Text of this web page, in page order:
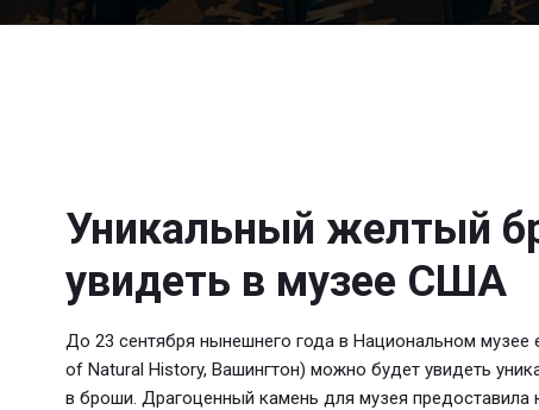
Уникальный желтый
увидеть в музее США
До 23 сентября нынешнего года в Национальном музее
of Natural History, Вашингтон) можно будет увидеть
в броши. Драгоценный камень для музея